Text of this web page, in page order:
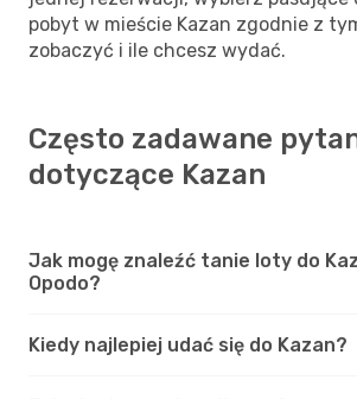
pobyt w mieście Kazan zgodnie z
zobaczyć i ile chcesz wydać.
Często zadawane
dotyczące Kazan
Jak mogę znaleźć tanie loty do
Opodo?
Kiedy najlepiej udać się do Kazan?